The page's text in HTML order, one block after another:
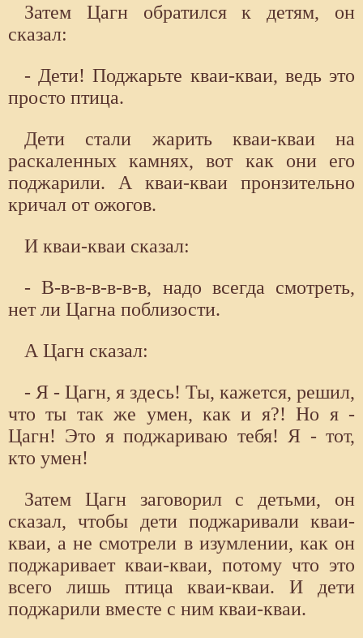
Затем Цагн обратился к детям, он
сказал:
- Дети! Поджарьте кваи-кваи, ведь это
просто птица.
Дети стали жарить кваи-кваи на
раскаленных камнях, вот как они его
поджарили. А кваи-кваи пронзительно
кричал от ожогов.
И кваи-кваи сказал:
- В-в-в-в-в-в-в, надо всегда смотреть,
нет ли Цагна поблизости.
А Цагн сказал:
- Я - Цагн, я здесь! Ты, кажется, решил,
что ты так же умен, как и я?! Но я -
Цагн! Это я поджариваю тебя! Я - тот,
кто умен!
Затем Цагн заговорил с детьми, он
сказал, чтобы дети поджаривали кваи-
кваи, а не смотрели в изумлении, как он
поджаривает кваи-кваи, потому что это
всего лишь птица кваи-кваи. И дети
поджарили вместе с ним кваи-кваи.